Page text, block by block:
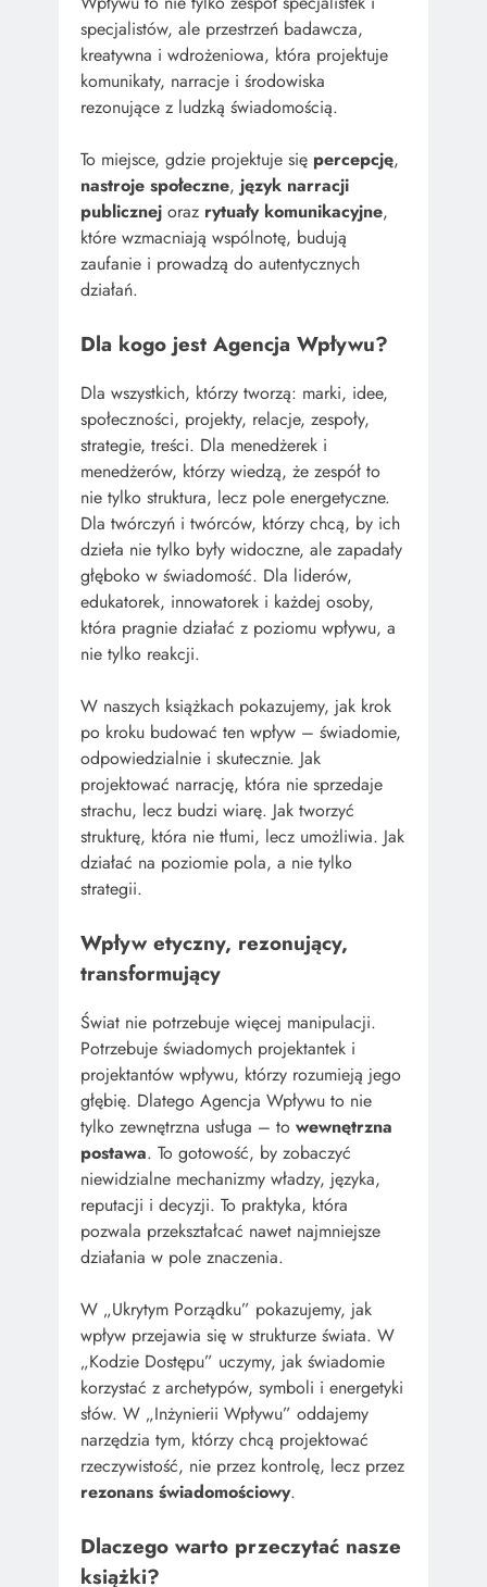
specjalistów, ale przestrzeń badawcza,
kreatywna i wdrożeniowa, która projektuje
komunikaty, narracje i środowiska
rezonujące z ludzką świadomością.
To miejsce, gdzie projektuje się percepcję,
nastroje społeczne, język narracji
publicznej oraz rytuały komunikacyjne,
które wzmacniają wspólnotę, budują
zaufanie i prowadzą do autentycznych
działań.
Dla kogo jest Agencja Wpływu?
Dla wszystkich, którzy tworzą: marki, idee,
społeczności, projekty, relacje, zespoły,
strategie, treści. Dla menedżerek i
menedżerów, którzy wiedzą, że zespół to
nie tylko struktura, lecz pole energetyczne.
Dla twórczyń i twórców, którzy chcą, by ich
dzieła nie tylko były widoczne, ale zapadały
głęboko w świadomość. Dla liderów,
edukatorek, innowatorek i każdej osoby,
która pragnie działać z poziomu wpływu, a
nie tylko reakcji.
W naszych książkach pokazujemy, jak krok
po kroku budować ten wpływ – świadomie,
odpowiedzialnie i skutecznie. Jak
projektować narrację, która nie sprzedaje
strachu, lecz budzi wiarę. Jak tworzyć
strukturę, która nie tłumi, lecz umożliwia. Jak
działać na poziomie pola, a nie tylko
strategii.
Wpływ etyczny, rezonujący,
transformujący
Świat nie potrzebuje więcej manipulacji.
Potrzebuje świadomych projektantek i
projektantów wpływu, którzy rozumieją jego
głębię. Dlatego Agencja Wpływu to nie
tylko zewnętrzna usługa – to wewnętrzna
postawa. To gotowość, by zobaczyć
niewidzialne mechanizmy władzy, języka,
reputacji i decyzji. To praktyka, która
pozwala przekształcać nawet najmniejsze
działania w pole znaczenia.
W „Ukrytym Porządku” pokazujemy, jak
wpływ przejawia się w strukturze świata. W
„Kodzie Dostępu” uczymy, jak świadomie
korzystać z archetypów, symboli i energetyki
słów. W „Inżynierii Wpływu” oddajemy
narzędzia tym, którzy chcą projektować
rzeczywistość, nie przez kontrolę, lecz przez
rezonans świadomościowy.
Dlaczego warto przeczytać nasze
książki?